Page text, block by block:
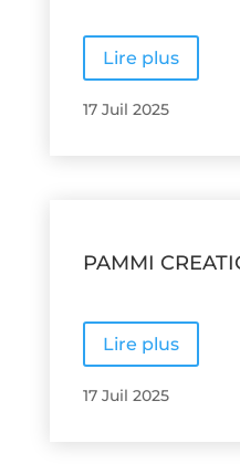
Lire plus
17 Juil 2025
PAMMI
Lire plus
17 Juil 2025